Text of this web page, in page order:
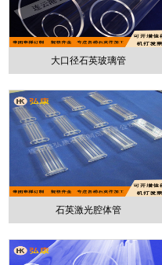
大口径石英玻璃管
石英激光腔体管